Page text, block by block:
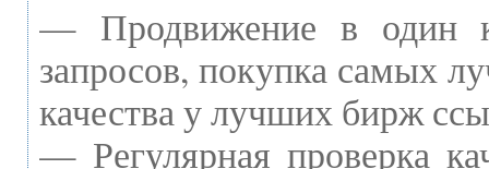
— Продвижение в один
запросов, покупка самых
качества у лучших бирж
— Регулярная проверка